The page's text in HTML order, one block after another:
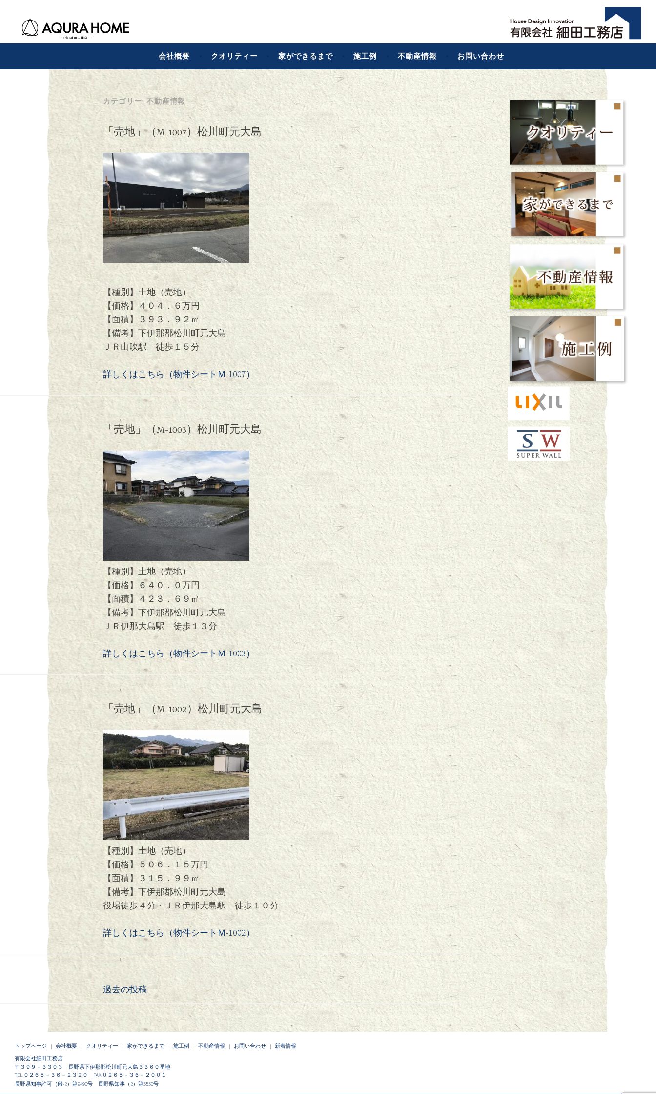
ン
有限会社細田工務店
会社概要 クオリティー 家ができるまで 施工例 不動産情報 お問い合わせ
カテゴリー: 不動産情報
「売地」（M-1007）松川町元大島
【種別】土地（売地）
【価格】４０４．６万円
【面積】３９３．９２㎡
【備考】下伊那郡松川町元大島
ＪＲ山吹駅 徒歩１５分
詳しくはこちら（物件シートＭ-1007）
「売地」（M-1003）松川町元大島
【種別】土地（売地）
【価格】６４０．０万円
【面積】４２３．６９㎡
【備考】下伊那郡松川町元大島
ＪＲ伊那大島駅 徒歩１３分
詳しくはこちら（物件シートＭ-1003）
「売地」（M-1002）松川町元大島
【種別】土地（売地）
【価格】５０６．１５万円
【面積】３１５．９９㎡
【備考】下伊那郡松川町元大島
役場徒歩４分・ＪＲ伊那大島駅 徒歩１０分
詳しくはこちら（物件シートＭ-1002）
過去の投稿
トップページ 会社概要 クオリティー 家ができるまで 施工例 不動産情報 お問い合わせ
新着情報
有限会社細田工務店
〒３９９－３３０３ 長野県下伊那郡松川町元大島３３６０番地
TEL.０２６５－３６－２３２０ FAX.０２６５－３６－２００１
長野県知事許可（般-2）第9496号 長野県知事（2）第5556号